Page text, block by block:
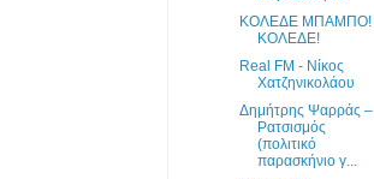
ΚΟΛΕΔΕ ΜΠΑΜΠΟ!
ΚΟΛΕΔΕ!
Real FM - Νίκος
Χατζηνικολάου
Δημήτρης Ψαρράς –
Ρατσισμός
(πολιτικό
παρασκήνιο γ...